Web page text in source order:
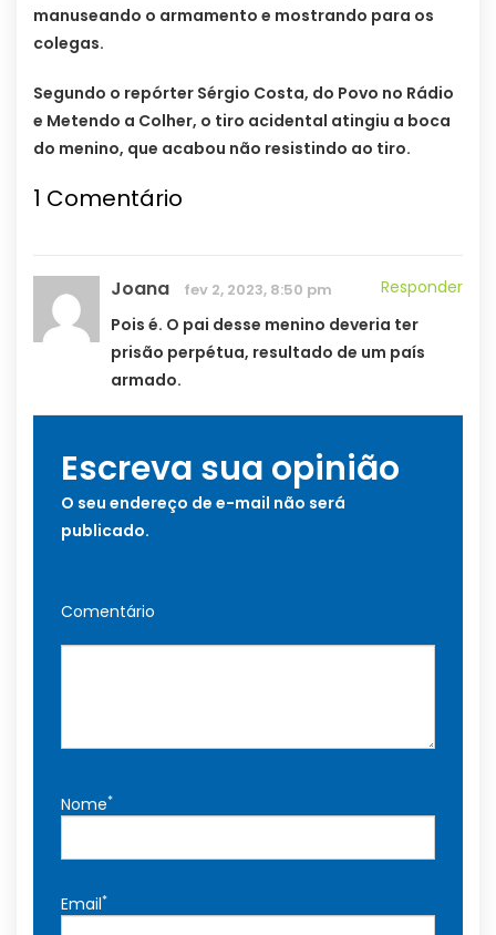
manuseando o armamento e mostrando para os
colegas.
Segundo o repórter Sérgio Costa, do Povo no Rádio
e Metendo a Colher, o tiro acidental atingiu a boca
do menino, que acabou não resistindo ao tiro.
1 Comentário
Joana fev 2, 2023, 8:50 pm
Responder
Pois é. O pai desse menino deveria ter
prisão perpétua, resultado de um país
armado.
Escreva sua opinião
O seu endereço de e-mail não será
publicado.
Comentário
Nome*
Email*